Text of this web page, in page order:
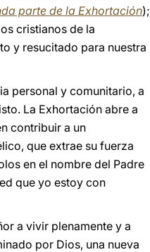
parte de la Exhortación);
cristianos de la
y resucitado para nuestra
personal y comunitario, a
La Exhortación abre a
contribuir a un
que extrae su fuerza
en el nombre del Padre
que yo estoy con
a vivir plenamente y a
por Dios, una nueva